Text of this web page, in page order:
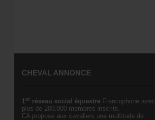
CHEVAL ANNONCE
1er réseau social équestre Francophone avec
plus de 200.000 membres inscrits.
CA propose aux cavaliers une multitude de